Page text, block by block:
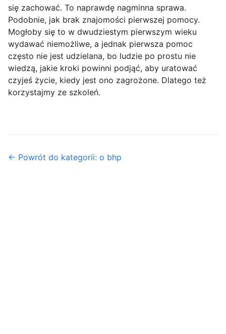
się zachować. To naprawdę nagminna sprawa.
Podobnie, jak brak znajomości pierwszej pomocy.
Mogłoby się to w dwudziestym pierwszym wieku
wydawać niemożliwe, a jednak pierwsza pomoc
często nie jest udzielana, bo ludzie po prostu nie
wiedzą, jakie kroki powinni podjąć, aby uratować
czyjeś życie, kiedy jest ono zagrożone. Dlatego też
korzystajmy ze szkoleń.
← Powrót do kategorii: o bhp